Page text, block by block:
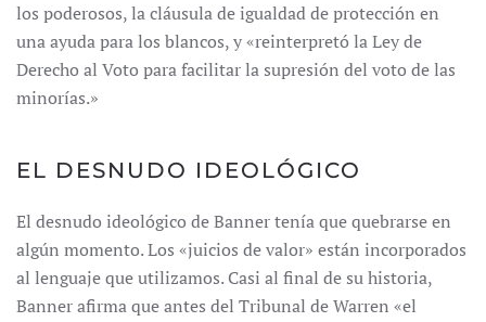
los poderosos, la cláusula de igualdad de protección en
una ayuda para los blancos, y «reinterpretó la Ley de
Derecho al Voto para facilitar la supresión del voto de las
minorías.»
EL DESNUDO IDEOLÓGICO
El desnudo ideológico de Banner tenía que quebrarse en
algún momento. Los «juicios de valor» están incorporados
al lenguaje que utilizamos. Casi al final de su historia,
Banner afirma que antes del Tribunal de Warren «el